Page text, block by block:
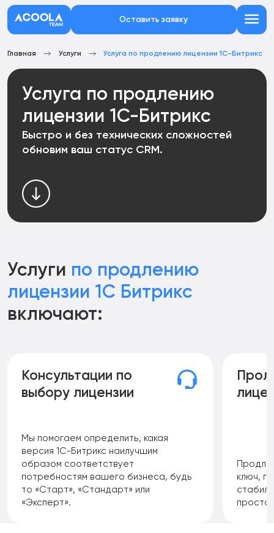
Оставить заявку
Главная Услуги Услуга по продлению лицензии 1С-Битрикс
Услуга по продлению
лицензии 1С-Битрикс
Быстро и без технических сложностей
обновим ваш статус CRM.
Услуги по продлению
лицензии 1С Битрикс
включают:
Консультации по
выбору лицензии
Мы помогаем определить, какая
версия 1С-Битрикс наилучшим
образом соответствует
потребностям вашего бизнеса, будь
то «Старт», «Стандарт» или
«Эксперт».
ключ,